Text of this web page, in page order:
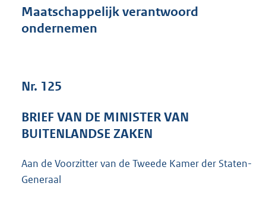
d
s
:
b
Maatschappelijk verantwoord
ondernemen
Nr. 125
BRIEF VAN DE MINISTER VAN
BUITENLANDSE ZAKEN
Aan de Voorzitter van de Tweede Kamer der Staten-
Generaal